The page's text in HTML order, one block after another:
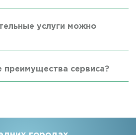
услуги можно
преимущества сервиса?